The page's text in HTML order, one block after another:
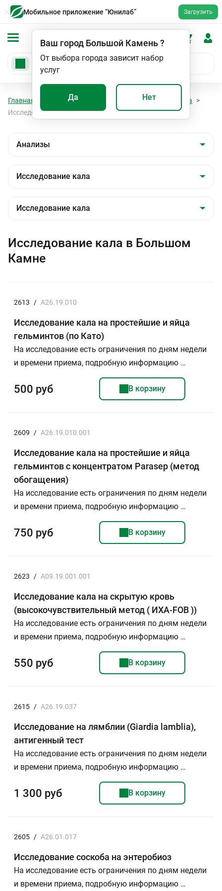
Мобильное приложение “Юнилаб” Загрузить
Ваш город Большой Камень?
От выбора города зависит набор
услуг
Да Нет
Главная Анализы
Исследование кала
Исследование кала
Исследование кала в Большом
Камне
2613 / A26.19.010
Исследование кала на простейшие и яйца
гельминтов (по Като)
На исследование есть ограничения по дням недели
и времени приема, подробную информацию …
500 руб В корзину
2609 / A26.19.010.001
Исследование кала на простейшие и яйца
гельминтов с концентратом Parasep (метод
обогащения)
На исследование есть ограничения по дням недели
и времени приема, подробную информацию …
750 руб В корзину
2623 / A09.19.001.001
Исследование кала на скрытую кровь
(высокочувствительный метод ( ИХА-FOB ))
На исследование есть ограничения по дням недели
и времени приема, подробную информацию …
550 руб В корзину
2615 / A26.19.037
Исследование на лямблии (Giardia lamblia),
антигенный тест
На исследование есть ограничения по дням недели
и времени приема, подробную информацию …
1 300 руб В корзину
2605 / A26.01.017
Исследование соскоба на энтеробиоз
На исследование есть ограничения по дням недели
и времени приема, подробную информацию …